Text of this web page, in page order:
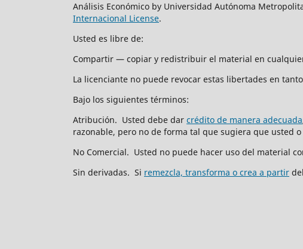
Análisis Económico by Universidad Autónoma
Internacional License.
Usted es libre de:
Compartir — copiar y redistribuir el material en
La licenciante no puede revocar estas libertades en
Bajo los siguientes términos:
Atribución. Usted debe dar crédito de manera adecuada
razonable, pero no de forma tal que sugiera que usted
No Comercial. Usted no puede hacer uso del material
Sin derivadas. Si remezcla, transforma o crea a partir